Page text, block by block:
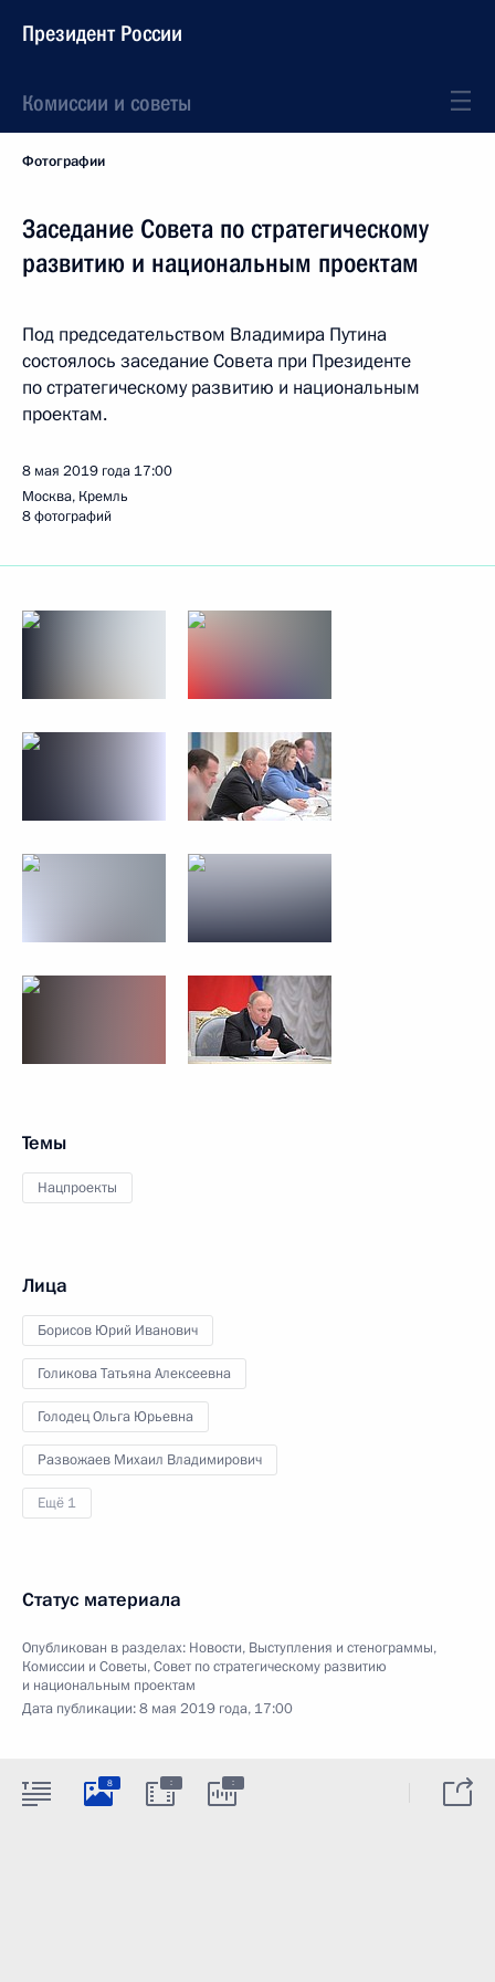
Президент России
Комиссии и советы
Фотографии
Заседание Совета по стратегическому
развитию и национальным проектам
Под председательством Владимира Путина
состоялось заседание Совета при Президенте
по стратегическому развитию и национальным
проектам.
8 мая 2019 года 17:00
Москва, Кремль
8 фотографий
Темы
Нацпроекты
Лица
Борисов Юрий Иванович
Голикова Татьяна Алексеевна
Голодец Ольга Юрьевна
Развожаев Михаил Владимирович
Ещё 1
Статус материала
Опубликован в разделах: Новости, Выступления и стенограммы,
Комиссии и Советы,Совет по стратегическому развитию
и национальным проектам
Дата публикации:8 мая 2019 года, 17:00
8 : :